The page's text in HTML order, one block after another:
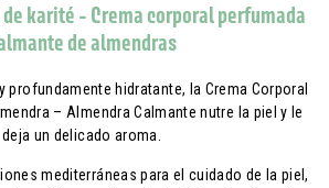
karité - Crema corporal perfumada
de almendras
profundamente hidratante, la Crema Corporal
– Almendra Calmante nutre la piel y le
deja un delicado aroma.
mediterráneas para el cuidado de la piel,